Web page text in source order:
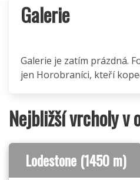
Galerie
Galerie je zatím prázdná.
jen Horobraníci, kteří
Nejbližší vrcholy v
Lodestone (1450 m)